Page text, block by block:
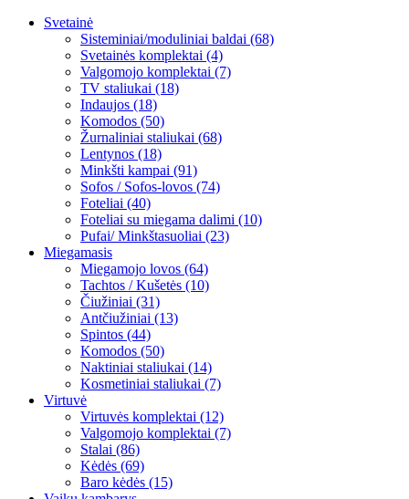
Svetainė
Sisteminiai/moduliniai baldai (68)
Svetainės komplektai (4)
Valgomojo komplektai (7)
TV staliukai (18)
Indaujos (18)
Komodos (50)
Žurnaliniai staliukai (68)
Lentynos (18)
Minkšti kampai (91)
Sofos / Sofos-lovos (74)
Foteliai (40)
Foteliai su miegama dalimi (10)
Pufai/ Minkštasuoliai (23)
Miegamasis
Miegamojo lovos (64)
Tachtos / Kušetės (10)
Čiužiniai (31)
Antčiužiniai (13)
Spintos (44)
Komodos (50)
Naktiniai staliukai (14)
Kosmetiniai staliukai (7)
Virtuvė
Virtuvės komplektai (12)
Valgomojo komplektai (7)
Stalai (86)
Kėdės (69)
Baro kėdės (15)